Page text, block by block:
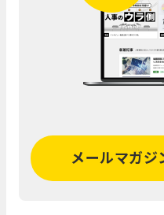
メールマガジ